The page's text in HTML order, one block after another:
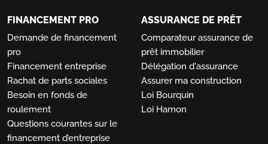
FINANCEMENT PRO
Demande de financement
pro
Financement entreprise
Rachat de parts sociales
Besoin en fonds de
roulement
Questions courantes sur le
financement d’entreprise
ASSURANCE DE PRÊT
Comparateur assurance de
prêt immobilier
Délégation d'assurance
Assurer ma construction
Loi Bourquin
Loi Hamon